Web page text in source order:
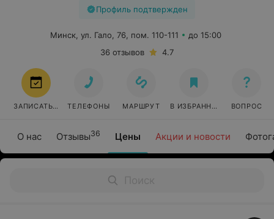
Профиль подтвержден
О нас Отзывы36 Цены Акции и новости
Минск, ул. Гало, 76, пом. 110-111
до 15:00
36 отзывов
4.7
ЗАПИСАТЬСЯ ТЕЛЕФОНЫ МАРШРУТ В ИЗБРАННОЕ ВОПРОС